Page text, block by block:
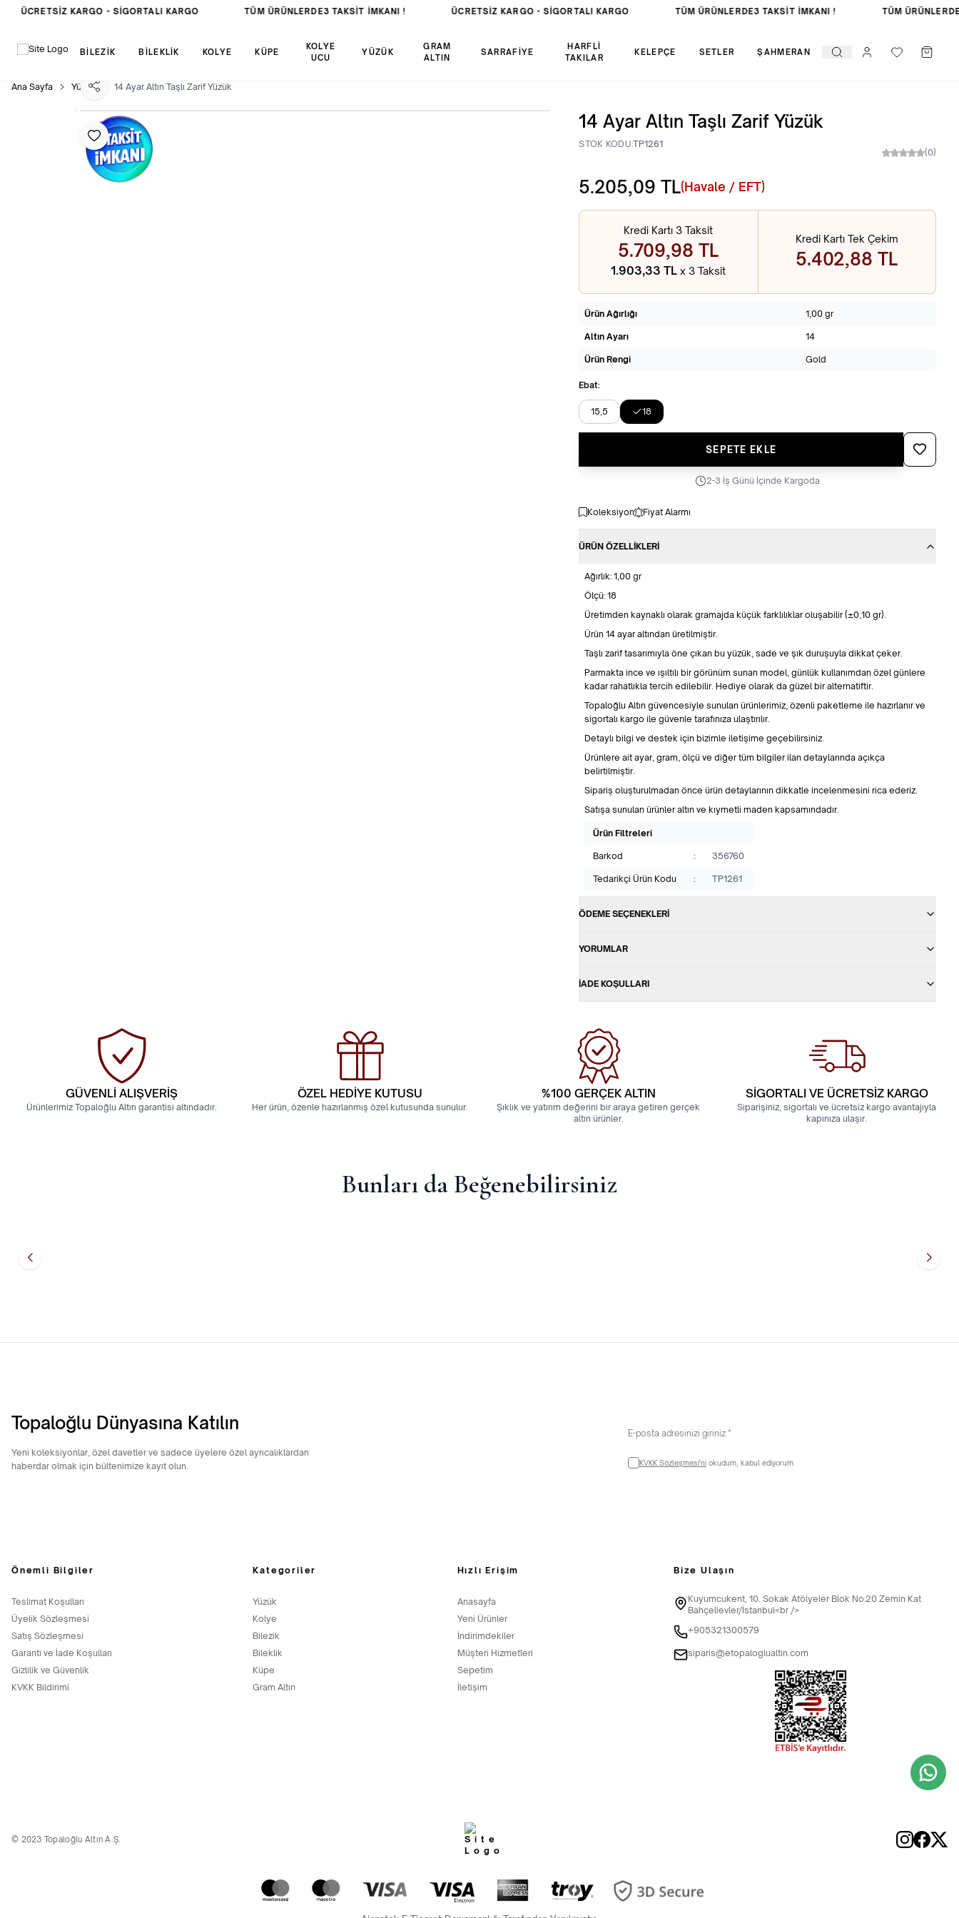
ÜCRETSIZ KARGO - SIGORTALI KARGO TÜM ÜRÜNLERDE3 TAKSİT İMKANI ! ÜCRETSIZ KARGO - SIGORTALI KARGO TÜM ÜRÜNLERDE3 TAKSİT İMKANI ! TÜM ÜRÜNLERDE3
BİLEZİK BİLEKLİK KOLYE KÜPE
KOLYE
UCU
YÜZÜK
GRAM
ALTIN
SARRAFİYE
HARFLİ
TAKILAR
KELEPÇE SETLER ŞAHMERAN
Ana Sayfa Yüzük 14 Ayar Altın Taşlı Zarif Yüzük
Favoriye Ekle
Paylaş
14 Ayar Altın Taşlı Zarif Yüzük
STOK KODU:TP1261
(0)
5.205,09 TL(Havale / EFT)
Kredi Kartı 3 Taksit
5.709,98 TL
1.903,33 TLx 3 Taksit
Kredi Kartı Tek Çekim
5.402,88 TL
Ürün Ağırlığı 1,00 gr
Altın Ayarı 14
Ürün Rengi Gold
Ebat:
15,5 18
SEPETE EKLE Favoriye
2-3 İş Günü İçinde Kargoda
Koleksiyon Fiyat Alarmı
ÜRÜN ÖZELLIKLERI
Ağırlık: 1,00 gr
Ölçü: 18
Üretimden kaynaklı olarak gramajda küçük farklılıklar oluşabilir (±0,10 gr).
Ürün 14 ayar altından üretilmiştir.
Taşlı zarif tasarımıyla öne çıkan bu yüzük, sade ve şık duruşuyla dikkat çeker.
Parmakta ince ve ışıltılı bir görünüm sunan model, günlük kullanımdan özel günlere
kadar rahatlıkla tercih edilebilir. Hediye olarak da güzel bir alternatiftir.
Topaloğlu Altın güvencesiyle sunulan ürünlerimiz, özenli paketleme ile hazırlanır ve
sigortalı kargo ile güvenle tarafınıza ulaştırılır.
Detaylı bilgi ve destek için bizimle iletişime geçebilirsiniz.
Ürünlere ait ayar, gram, ölçü ve diğer tüm bilgiler ilan detaylarında açıkça
belirtilmiştir.
Sipariş oluşturulmadan önce ürün detaylarının dikkatle incelenmesini rica ederiz.
Satışa sunulan ürünler altın ve kıymetli maden kapsamındadır.
Ürün Filtreleri
Barkod : 356760
Tedarikçi Ürün Kodu : TP1261
ÖDEME SEÇENEKLERI
YORUMLAR
İADE KOŞULLARI
GÜVENLİ ALIŞVERİŞ
Ürünlerimiz Topaloğlu Altın garantisi altındadır.
ÖZEL HEDİYE KUTUSU
Her ürün, özenle hazırlanmış özel kutusunda sunulur.
%100 GERÇEK ALTIN
Şıklık ve yatırım değerini bir araya getiren gerçek
altın ürünler.
SİGORTALI VE ÜCRETSİZ KARGO
Siparişiniz, sigortalı ve ücretsiz kargo avantajıyla
kapınıza ulaşır.
Bunları da Beğenebilirsiniz
18.015,44
Topaloğlu Dünyasına Katılın
Yeni koleksiyonlar, özel davetler ve sadece üyelere özel ayrıcalıklardan
haberdar olmak için bültenimize kayıt olun.
KVKK Sözleşmesi'ni okudum, kabul ediyorum.
Önemli Bilgiler
Teslimat Koşulları
Üyelik Sözleşmesi
Satış Sözleşmesi
Garanti ve İade Koşulları
Gizlilik ve Güvenlik
KVKK Bildirimi
Kategoriler
Yüzük
Kolye
Bilezik
Bileklik
Küpe
Gram Altın
Hızlı Erişim
Anasayfa
Yeni Ürünler
İndirimdekiler
Müşteri Hizmetleri
Sepetim
İletişim
Bize Ulaşın
Kuyumcukent, 10. Sokak Atölyeler Blok No:20 Zemin Kat
Bahçelievler/İstanbul<br />
+905321300579
siparis@etopaloglualtin.com
© 2023 Topaloğlu Altın A.Ş.